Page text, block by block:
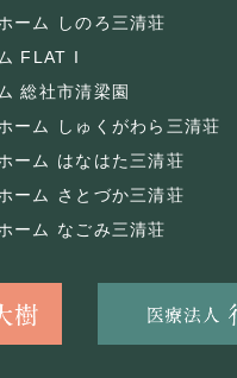
ーム しのろ三清荘
FLAT I
総社市清梁園
ーム しゅくがわら三清荘
ーム はなはた三清荘
ーム さとづか三清荘
ーム なごみ三清荘